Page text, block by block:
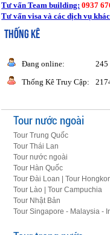
Tư vấn Team building: 0937
Tư vấn visa và các dịch vụ
THỐNG KÊ
Đang online:
245
Thống Kê Truy Cập:
Tour nước ngoài
Tour Trung Quốc
Tour Thái Lan
Tour nước ngoài
Tour Hàn Quốc
Tour Đài Loan | Tour
Tour Lào | Tour Campuchia
Tour Nhật Bản
Tour Singapore - Malaysia -